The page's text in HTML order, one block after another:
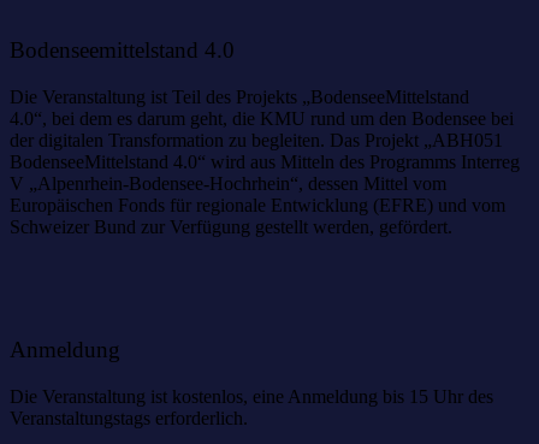
Bodenseemittelstand 4.0
Die Veranstaltung ist Teil des Projekts „BodenseeMittelstand
4.0“, bei dem es darum geht, die KMU rund um den Bodensee bei
der digitalen Transformation zu begleiten. Das Projekt „ABH051
BodenseeMittelstand 4.0“ wird aus Mitteln des Programms Interreg
V „Alpenrhein-Bodensee-Hochrhein“, dessen Mittel vom
Europäischen Fonds für regionale Entwicklung (EFRE) und vom
Schweizer Bund zur Verfügung gestellt werden, gefördert.
Anmeldung
Die Veranstaltung ist kostenlos, eine Anmeldung bis 15 Uhr des
Veranstaltungstags erforderlich.